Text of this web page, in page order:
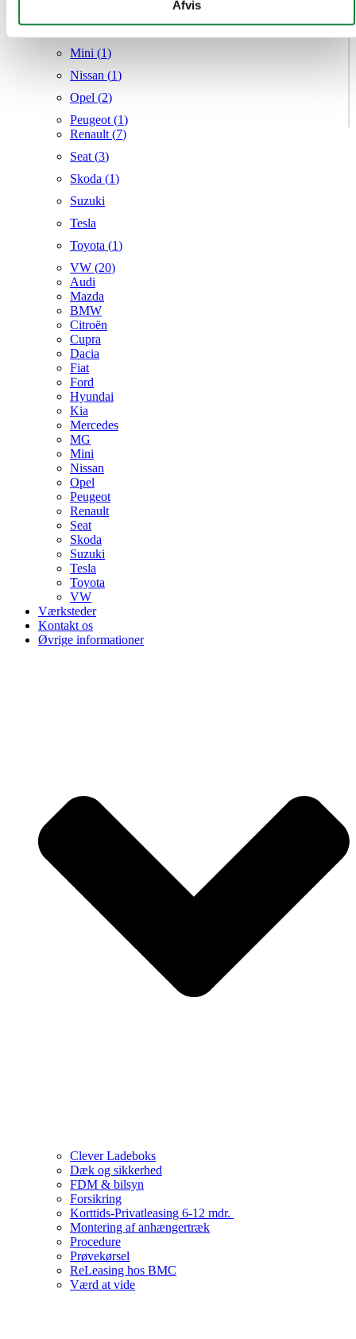
givet dem, eller som de har indsamlet fra din brug af deres
tjenester.
Afvis
Mini (1)
Nissan (1)
Opel (2)
Peugeot (1)
Renault (7)
Seat (3)
Skoda (1)
Suzuki
Tesla
Toyota (1)
VW (20)
Audi
Mazda
BMW
Citroën
Cupra
Dacia
Fiat
Ford
Hyundai
Kia
Mercedes
MG
Mini
Nissan
Opel
Peugeot
Renault
Seat
Skoda
Suzuki
Tesla
Toyota
VW
Værksteder
Kontakt os
Øvrige informationer
Clever Ladeboks
Dæk og sikkerhed
FDM & bilsyn
Forsikring
Korttids-Privatleasing 6-12 mdr.
Montering af anhængertræk
Procedure
Prøvekørsel
ReLeasing hos BMC
Værd at vide